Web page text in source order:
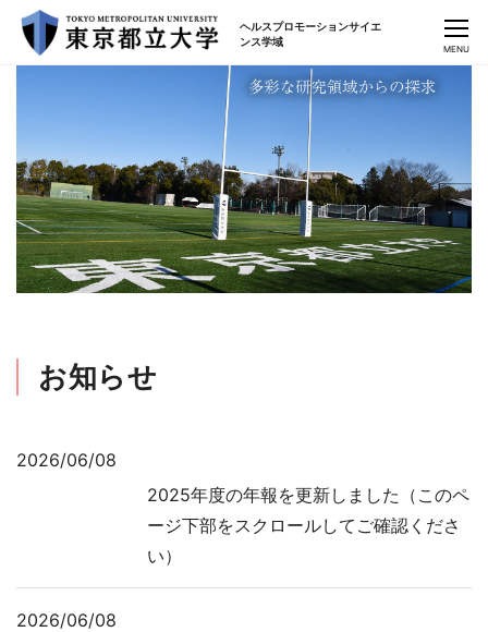
CLOSE
MENU
お知らせ
2026/06/08
2025年度の年報を更新しました（このペ
ージ下部をスクロールしてご確認くださ
い）
2026/06/08
ヘルスプロモーションサイエ
ンス学域